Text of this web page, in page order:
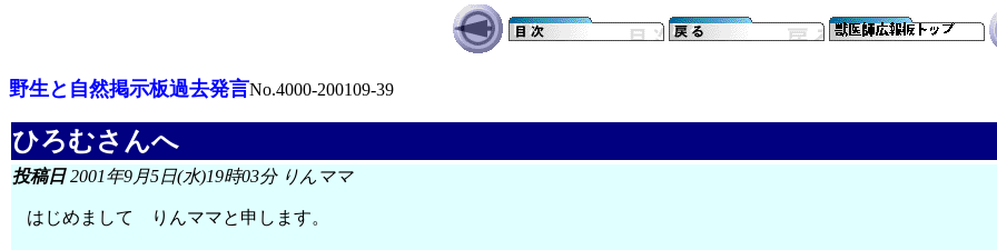
野生と自然掲示板過去発言No.4000-200109-39
ひろむさんへ
投稿日2001年9月5日(水)19時03分 りんママ
はじめまして りんママと申します。